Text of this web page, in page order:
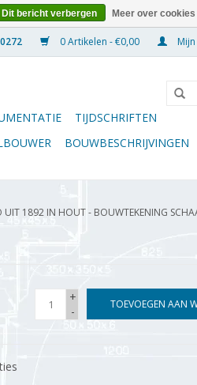
0 Artikelen - €0,00
TIJDSCHRIFTEN
BOUWBESCHRIJVINGEN
UIT 1892 IN HOUT - BOUWTEKENING
+
-
TOEVOEGEN AAN
Dit bericht verbergen Meer over cookies